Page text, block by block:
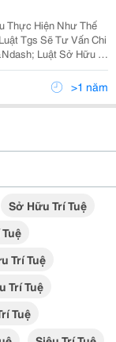
Thực Hiện Như Thế
Tgs Sẽ Tư Vấn Chi
Và Hướng... >1 năm
Sở Hữu Trí Tuệ
Trí Tuệ
Trí Tuệ
Tuệ